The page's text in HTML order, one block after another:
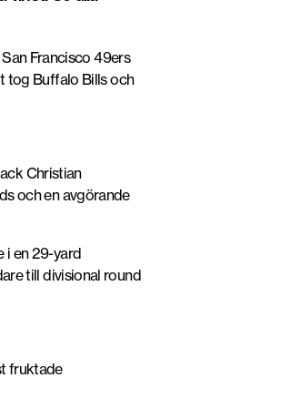
San Francisco 49ers
tog Buffalo Billsoch
Christian
och en avgörande
i en 29-yard
till divisional round
fruktade